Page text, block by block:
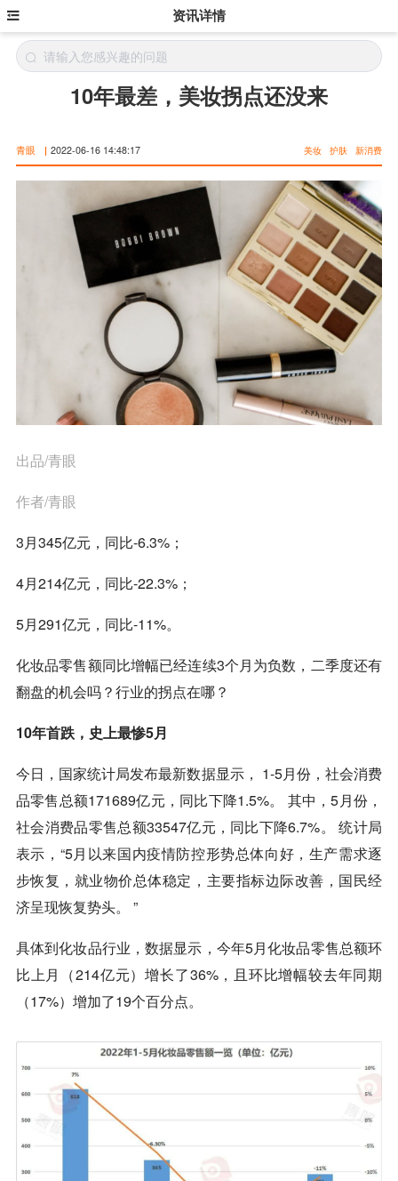
资讯详情
10年最差，美妆拐点还没来
青眼 | 2022-06-16 14:48:17 美妆 护肤 新消费
出品/青眼
作者/青眼
3月345亿元，同比-6.3%；
4月214亿元，同比-22.3%；
5月291亿元，同比-11%。
化妆品零售额同比增幅已经连续3个月为负数，二季度还有
翻盘的机会吗？行业的拐点在哪？
10年首跌，史上最惨5月
今日，国家统计局发布最新数据显示， 1-5月份，社会消费
品零售总额171689亿元，同比下降1.5%。 其中，5月份，
社会消费品零售总额33547亿元，同比下降6.7%。 统计局
表示，“5月以来国内疫情防控形势总体向好，生产需求逐
步恢复，就业物价总体稳定，主要指标边际改善，国民经
济呈现恢复势头。 ”
具体到化妆品行业，数据显示，今年5月化妆品零售总额环
比上月（214亿元）增长了36%，且环比增幅较去年同期
（17%）增加了19个百分点。